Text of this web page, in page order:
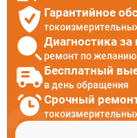
Гарантийное
Диагностика за
ремонт по желанию
Бесплатный
в день обращения
Срочный